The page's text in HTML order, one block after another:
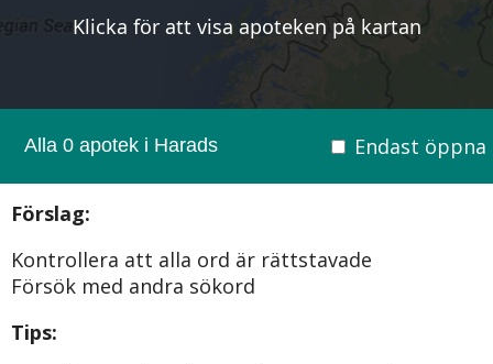
Klicka för att visa apoteken på kartan
Alla 0 apotek i Harads Endast
Förslag:
Kontrollera att alla ord är rättstavade
Försök med andra sökord
Tips: